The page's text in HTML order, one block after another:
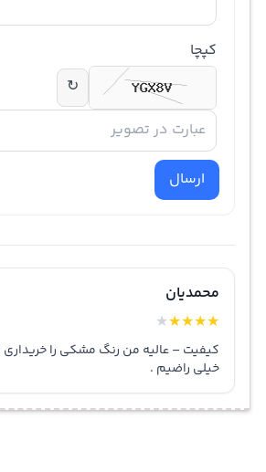
کپچا
↻
ارسال
محمدیان
★
★
★
★
★
کیفیت – عالیه من رنگ مشکی را خریداری
خیلی راضیم .